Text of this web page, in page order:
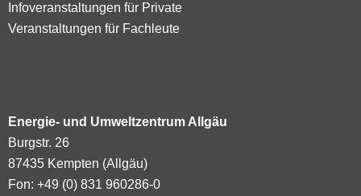
Infoveranstaltungen für Private
Veranstaltungen für Fachleute
Energie- und Umweltzentrum Allgäu
Burgstr. 26
87435 Kempten (Allgäu)
Fon: +49 (0) 831 960286-0